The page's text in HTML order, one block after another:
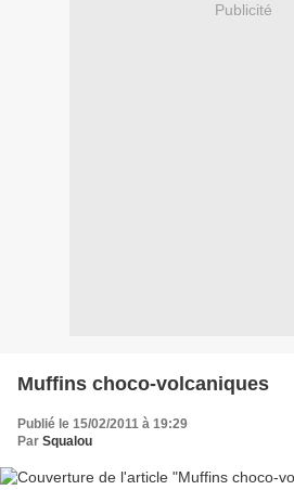
Publicité
Muffins choco-volcaniques
Publié le 15/02/2011 à 19:29
Par Squalou